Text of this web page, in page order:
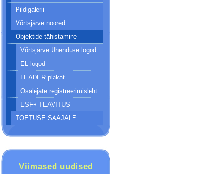
Pildigalerii
Võrtsjärve noored
Objektide tähistamine
Võrtsjärve Ühenduse logod
EL logod
LEADER plakat
Osalejate registreerimisleht
ESF+ TEAVITUS
TOETUSE SAAJALE
Viimased uudised